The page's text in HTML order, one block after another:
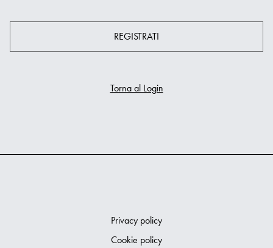
REGISTRATI
Torna al Login
Privacy policy
Cookie policy